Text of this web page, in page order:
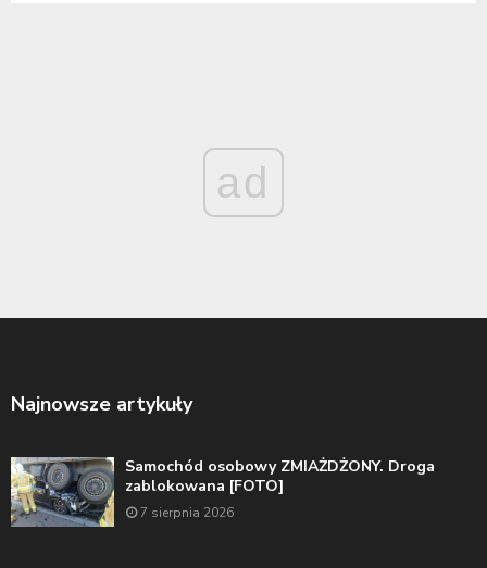
ad
Najnowsze artykuły
Samochód osobowy ZMIAŻDŻONY. Droga
zablokowana [FOTO]
7 sierpnia 2026